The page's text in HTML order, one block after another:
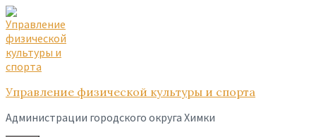
Skip
to
content
Skip
to
main
navigation
Skip
to
footer
Управление физической культуры и спорта
Администрации городского округа Химки